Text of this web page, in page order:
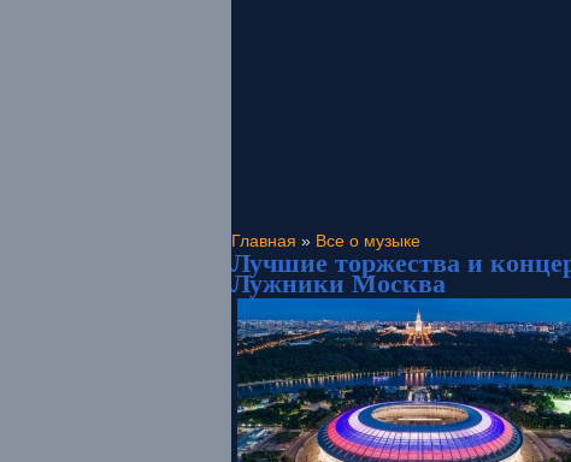
Главная » Все о музыке
Лучшие торжества и
Лужники Москва